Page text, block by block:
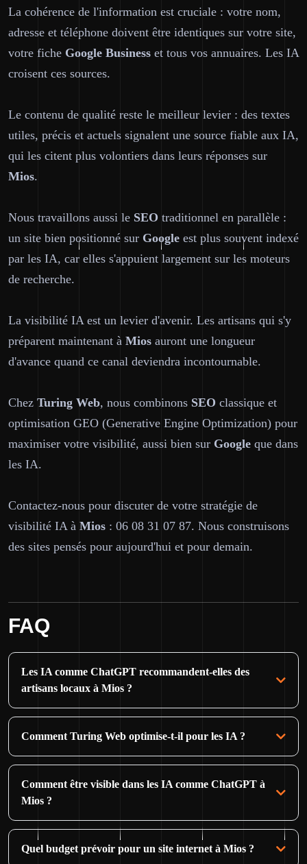
La cohérence de l'information est cruciale : votre nom,
adresse et téléphone doivent être identiques sur votre site,
votre fiche Google Business et tous vos annuaires. Les IA
croisent ces sources.
Le contenu de qualité reste le meilleur levier : des textes
utiles, précis et actuels signalent une source fiable aux IA,
qui les citent plus volontiers dans leurs réponses sur
Mios.
Nous travaillons aussi le SEO traditionnel en parallèle :
un site bien positionné sur Google est plus souvent indexé
par les IA, car elles s'appuient largement sur les moteurs
de recherche.
La visibilité IA est un levier d'avenir. Les artisans qui s'y
préparent maintenant à Mios auront une longueur
d'avance quand ce canal deviendra incontournable.
Chez Turing Web, nous combinons SEO classique et
optimisation GEO (Generative Engine Optimization) pour
maximiser votre visibilité, aussi bien sur Google que dans
les IA.
Contactez-nous pour discuter de votre stratégie de
visibilité IA à Mios : 06 08 31 07 87. Nous construisons
des sites pensés pour aujourd'hui et pour demain.
FAQ
Les IA comme ChatGPT recommandent-elles des
artisans locaux à Mios ?
Comment Turing Web optimise-t-il pour les IA ?
Comment être visible dans les IA comme ChatGPT à
Mios ?
Quel budget prévoir pour un site internet à Mios ?